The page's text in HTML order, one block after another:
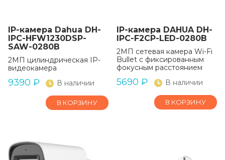
IP-камера Dahua DH-
IPC-HFW1230DSP-
SAW-0280B
2МП цилиндрическая IP-
видеокамера
9390 ₽ В наличии
В КОРЗИНУ
IP-камера DAHUA DH-
IPC-F2CP-LED-0280B
2МП сетевая камера Wi-Fi
Bullet с фиксированным
фокусным расстоянием
5690 ₽ В наличии
В КОРЗИНУ